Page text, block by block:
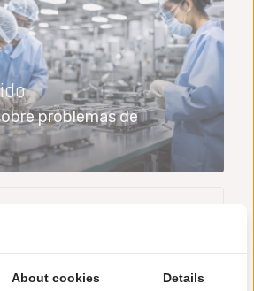
problemas de
Aeroespacial
About cookies Details